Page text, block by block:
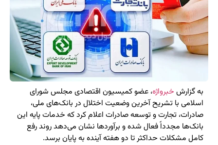
به گزارش خبرواژه، عضو کمیسیون اقتصادی مجلس شورای
اسلامی با تشریح آخرین وضعیت اختلال در بانک‌های ملی،
صادرات، تجارت و توسعه صادرات اعلام کرد که خدمات پایه این
بانک‌ها مجدداً فعال شده و برآوردها نشان می‌دهد روند رفع
کامل مشکلات حداکثر تا دو هفته آینده به پایان برسد.